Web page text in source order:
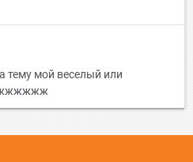
тему мой веселый или